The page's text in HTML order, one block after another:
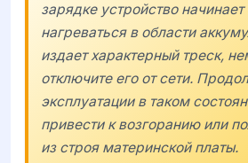
зарядке устройство
нагреваться в области
издает характерный треск,
отключите его от сети.
эксплуатации в таком
привести к возгоранию или
из строя материнской платы.